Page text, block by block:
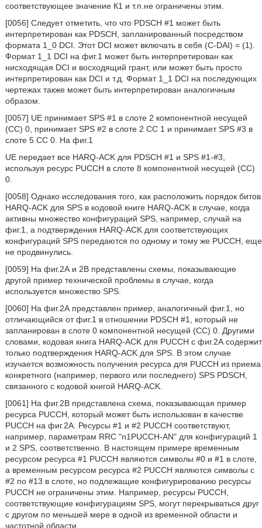
соответствующее значение К1 и т.п.не ограничены этим.
[0056] Следует отметить, что что PDSCH #1 может быть
интерпретирован как PDSCH, запланированный посредством
формата 1_0 DCI. Этот DCI может включать в себя (C-DAI) = (1).
Формат 1_1 DCI на фиг.1 может быть интерпретирован как
нисходящая DCI и восходящий грант, или может быть просто
интерпретирован как DCI и т.д. Формат 1_1 DCI на последующих
чертежах также может быть интерпретирован аналогичным
образом.
[0057] UE принимает SPS #1 в слоте 2 компонентной несущей
(СС) 0, принимает SPS #2 в слоте 2 СС 1 и принимает SPS #3 в
слоте 5 СС 0. На фиг.1
UE передает все HARQ-ACK для PDSCH #1 и SPS #1-#3,
используя ресурс PUCCH в слоте 8 компонентной несущей (СС)
0.
[0058] Однако исследования того, как расположить порядок битов
HARQ-ACK для SPS в кодовой книге HARQ-ACK в случае, когда
активны множество конфигураций SPS, например, случай на
фиг.1, а подтверждения HARQ-ACK для соответствующих
конфигураций SPS передаются по одному и тому же PUCCH, еще
не продвинулись.
[0059] На фиг.2А и 2В представлены схемы, показывающие
другой пример технической проблемы в случае, когда
используется множество SPS.
[0060] На фиг.2А представлен пример, аналогичный фиг.1, но
отличающийся от фиг.1 в отношении PDSCH #1, который не
запланирован в слоте 0 компонентной несущей (СС) 0. Другими
словами, кодовая книга HARQ-ACK для PUCCH с фиг.2А содержит
только подтверждения HARQ-ACK для SPS. В этом случае
изучается возможность получения ресурса для PUCCH из приема
конкретного (например, первого или последнего) SPS PDSCH,
связанного с кодовой книгой HARQ-ACK.
[0061] На фиг.2В представлена схема, показывающая пример
ресурса PUCCH, который может быть использован в качестве
PUCCH на фиг.2А. Ресурсы #1 и #2 PUCCH соответствуют,
например, параметрам RRC "n1PUCCH-AN" для конфигураций 1
и 2 SPS, соответственно. В настоящем примере временным
ресурсом ресурса #1 PUCCH являются символы #0 и #1 в слоте,
а временным ресурсом ресурса #2 PUCCH являются символы с
#2 по #13 в слоте, но подлежащие конфигурированию ресурсы
PUCCH не ограничены этим. Например, ресурсы PUCCH,
соответствующие конфигурациям SPS, могут перекрываться друг
с другом по меньшей мере в одной из временной области и
частотной области.